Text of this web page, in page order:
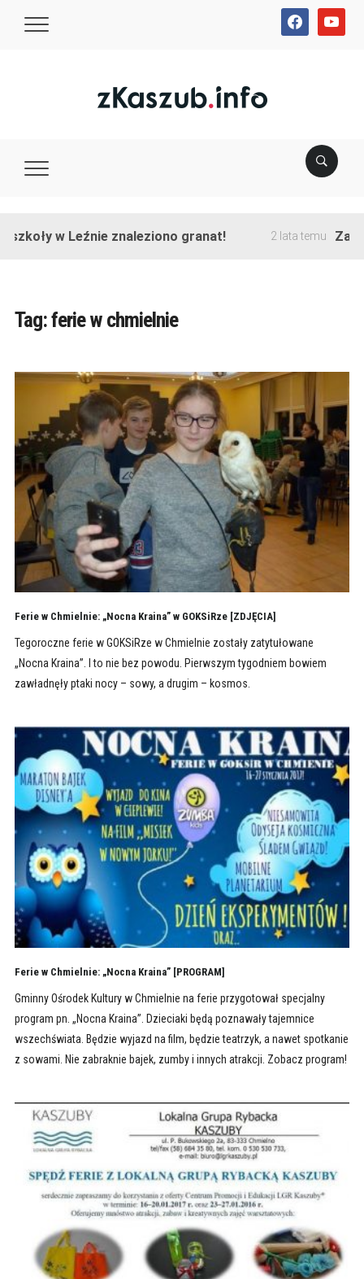
facebookyoutube
w Leźnie znaleziono granat! 2 lata temu
Tag:ferie w chmielnie
Ferie w Chmielnie: „Nocna Kraina” w GOKSiRze [ZDJĘCIA]
Tegoroczne ferie w GOKSiRze w Chmielnie zostały zatytułowane
„Nocna Kraina”. I to nie bez powodu. Pierwszym tygodniem bowiem
zawładnęły ptaki nocy – sowy, a drugim – kosmos.
Ferie w Chmielnie: „Nocna Kraina” [PROGRAM]
Gminny Ośrodek Kultury w Chmielnie na ferie przygotował specjalny
program pn. „Nocna Kraina”. Dzieciaki będą poznawały tajemnice
wszechświata. Będzie wyjazd na film, będzie teatrzyk, a nawet spotkanie
z sowami. Nie zabraknie bajek, zumby i innych atrakcji. Zobacz program!